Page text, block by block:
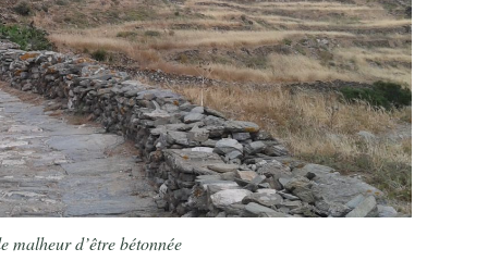
malheur d’être bétonnée